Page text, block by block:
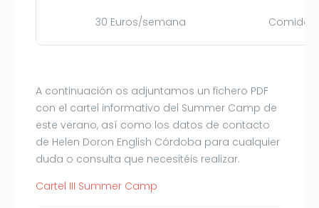
30 Euros/semana Comida
A continuación os adjuntamos un fichero PDF
con el cartel informativo del Summer Camp de
este verano, así como los datos de contacto
de Helen Doron English Córdoba para cualquier
duda o consulta que necesitéis realizar.
Cartel III Summer Camp